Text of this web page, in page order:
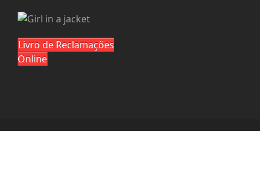
Livro de Reclamações
Online